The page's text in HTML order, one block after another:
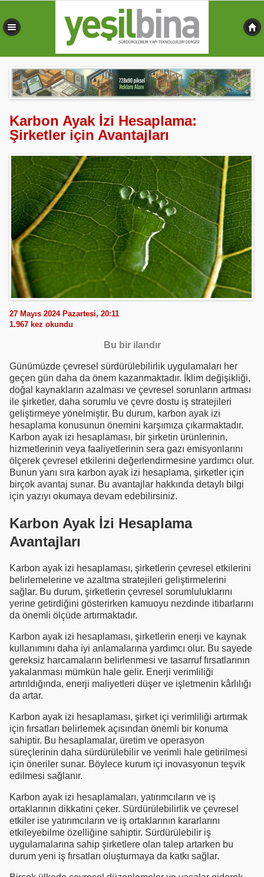
Karbon Ayak İzi Hesaplama:
Şirketler için Avantajları
27 Mayıs 2024 Pazartesi, 20:11
1.967 kez okundu
Bu bir ilandır
Günümüzde çevresel sürdürülebilirlik uygulamaları her
geçen gün daha da önem kazanmaktadır. İklim değişikliği,
doğal kaynakların azalması ve çevresel sorunların artması
ile şirketler, daha sorumlu ve çevre dostu iş stratejileri
geliştirmeye yönelmiştir. Bu durum, karbon ayak izi
hesaplama konusunun önemini karşımıza çıkarmaktadır.
Karbon ayak izi hesaplaması, bir şirketin ürünlerinin,
hizmetlerinin veya faaliyetlerinin sera gazı emisyonlarını
ölçerek çevresel etkilerini değerlendirmesine yardımcı olur.
Bunun yanı sıra karbon ayak izi hesaplama, şirketler için
birçok avantaj sunar. Bu avantajlar hakkında detaylı bilgi
için yazıyı okumaya devam edebilirsiniz.
Karbon Ayak İzi Hesaplama
Avantajları
Karbon ayak izi hesaplaması, şirketlerin çevresel etkilerini
belirlemelerine ve azaltma stratejileri geliştirmelerini
sağlar. Bu durum, şirketlerin çevresel sorumluluklarını
yerine getirdiğini gösterirken kamuoyu nezdinde itibarlarını
da önemli ölçüde artırmaktadır.
Karbon ayak izi hesaplaması, şirketlerin enerji ve kaynak
kullanımını daha iyi anlamalarına yardımcı olur. Bu sayede
gereksiz harcamaların belirlenmesi ve tasarruf fırsatlarının
yakalanması mümkün hale gelir. Enerji verimliliği
artırıldığında, enerji maliyetleri düşer ve işletmenin kârlılığı
da artar.
Karbon ayak izi hesaplaması, şirket içi verimliliği artırmak
için fırsatları belirlemek açısından önemli bir konuma
sahiptir. Bu hesaplamalar, üretim ve operasyon
süreçlerinin daha sürdürülebilir ve verimli hale getirilmesi
için öneriler sunar. Böylece kurum içi inovasyonun teşvik
edilmesi sağlanır.
Karbon ayak izi hesaplamaları, yatırımcıların ve iş
ortaklarının dikkatini çeker. Sürdürülebilirlik ve çevresel
etkiler ise yatırımcıların ve iş ortaklarının kararlarını
etkileyebilme özelliğine sahiptir. Sürdürülebilir iş
uygulamalarına sahip şirketlere olan talep artarken bu
durum yeni iş fırsatları oluşturmaya da katkı sağlar.
0,455 sn